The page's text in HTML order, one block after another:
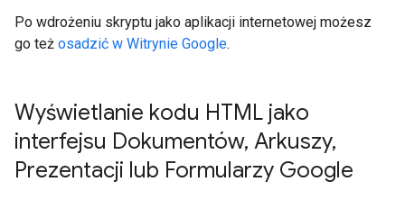
Po wdrożeniu skryptu jako aplikacji internetowej możesz
go też osadzić w Witrynie Google.
Wyświetlanie kodu HTML jako
interfejsu Dokumentów, Arkuszy,
Prezentacji lub Formularzy Google